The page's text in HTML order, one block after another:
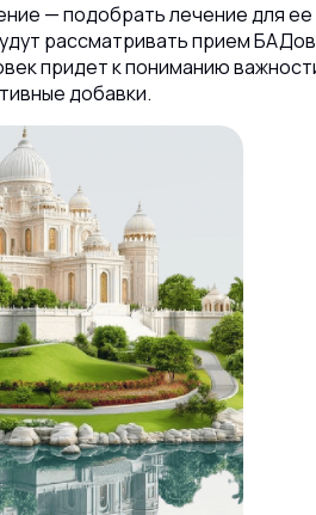
— подобрать лечение для ее
рассматривать прием
придет к пониманию
добавки.